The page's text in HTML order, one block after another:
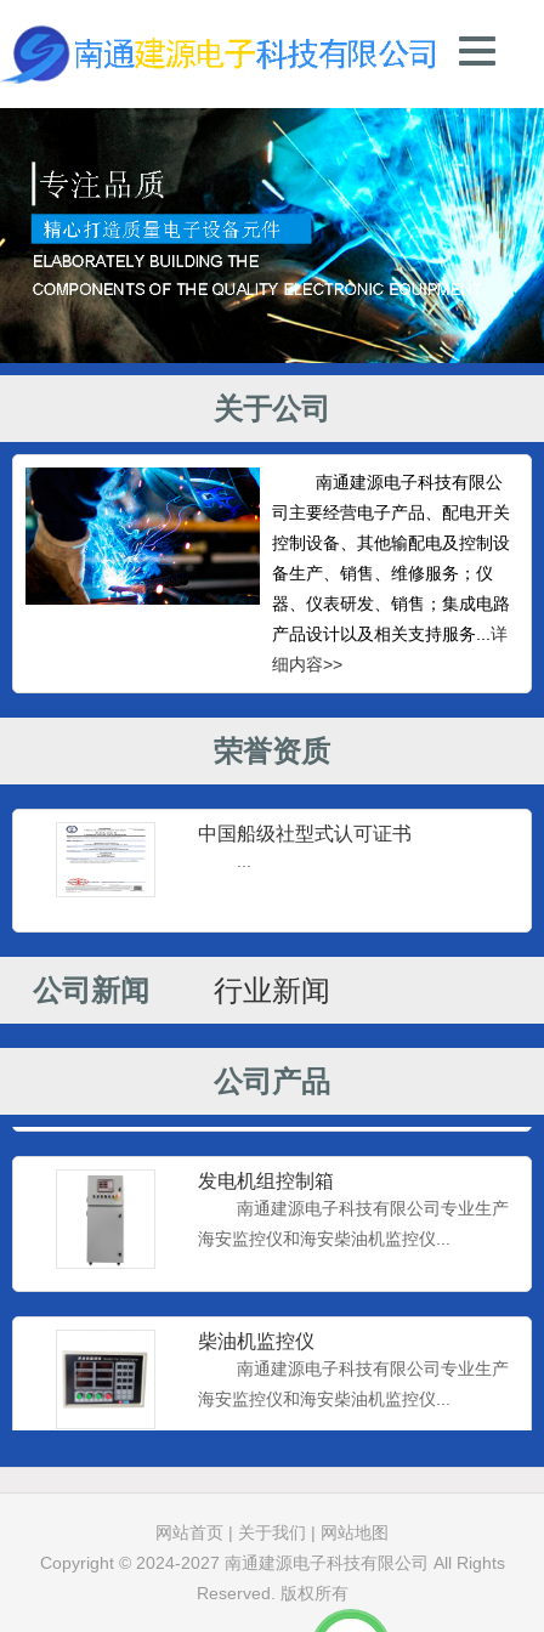
关于公司
南通建源电子科技有限公
司主要经营电子产品、配电开关
控制设备、其他输配电及控制设
备生产、销售、维修服务；仪
器、仪表研发、销售；集成电路
产品设计以及相关支持服务...详
细内容>>
荣誉资质
中国船级社型式认可证书
...
公司新闻 行业新闻
公司产品
海安监控仪和海安柴油机监控仪...
发电机组控制箱
南通建源电子科技有限公司专业生产
海安监控仪和海安柴油机监控仪...
柴油机监控仪
南通建源电子科技有限公司专业生产
海安监控仪和海安柴油机监控仪...
远控仪表
南通建源电子科技有限公司专业生产
海安监控仪和海安柴油机监控仪...
网站首页 | 关于我们 | 网站地图
Copyright © 2024-2027 南通建源电子科技有限公司 All Rights
Reserved. 版权所有